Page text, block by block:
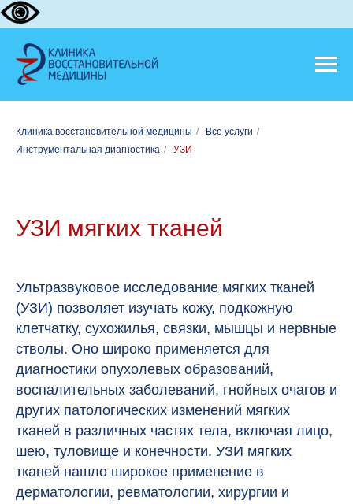
Клиника восстановительной медицины / Все услуги /
Инструментальная диагностика / УЗИ
УЗИ мягких тканей
Ультразвуковое исследование мягких тканей
(УЗИ) позволяет изучать кожу, подкожную
клетчатку, сухожилья, связки, мышцы и нервные
стволы. Оно широко применяется для
диагностики опухолевых образований,
воспалительных заболеваний, гнойных очагов и
других патологических изменений мягких
тканей в различных частях тела, включая лицо,
шею, туловище и конечности. УЗИ мягких
тканей нашло широкое применение в
дерматологии, ревматологии, хирургии и